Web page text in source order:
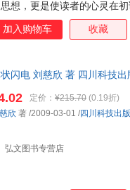
想，更是使读者的心灵在
平淡的宏大，向我们生动地
能大彻大悟的哲学问题。故
加入购物车 收藏
闪电 刘慈欣 著 四川科技
定价： ¥215.70 (0.19折)
弘文图书专营店
欣 著 /2009-03-01 /四川科技出